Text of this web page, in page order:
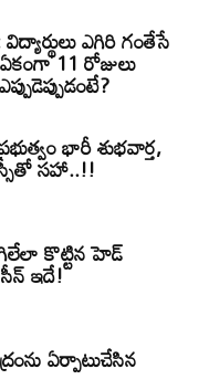
ఎగిరి గంతేసే
11 రోజులు
భారీ శుభవార్త,
సహా..!!
కొట్టిన హెడ్
ఇదే!
ఏర్పాటుచేసిన